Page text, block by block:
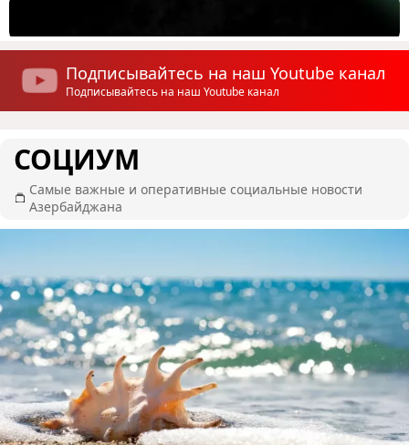
Подписывайтесь на наш Youtube канал
Подписывайтесь на наш Youtube канал
СОЦИУМ
Самые важные и оперативные социальные новости
Азербайджана